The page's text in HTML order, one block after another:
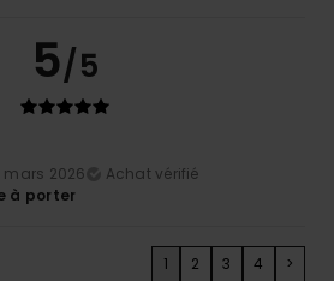
5/5
mars 2026
Achat vérifié
à porter
1 2 3 4 >